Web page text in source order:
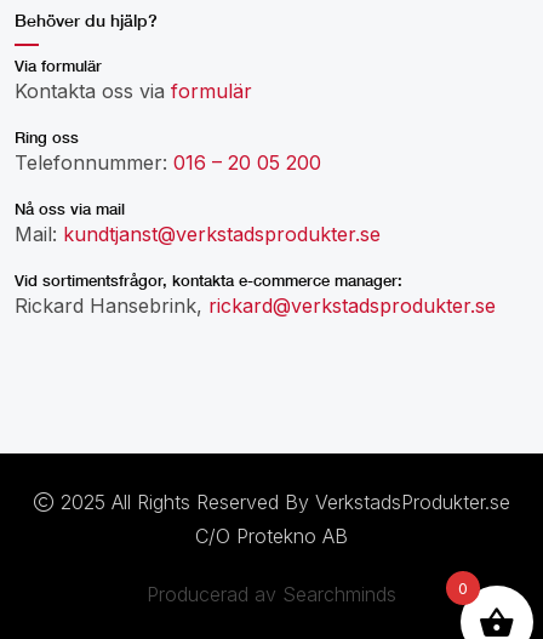
Behöver du hjälp?
Via formulär
Kontakta oss via formulär
Ring oss
Telefonnummer: 016 – 20 05 200
Nå oss via mail
Mail: kundtjanst@verkstadsprodukter.se
Vid sortimentsfrågor, kontakta e-commerce manager:
Rickard Hansebrink, rickard@verkstadsprodukter.se
2025 All Rights Reserved By VerkstadsProdukter.se
C/O Protekno AB
Producerad av Searchminds 0